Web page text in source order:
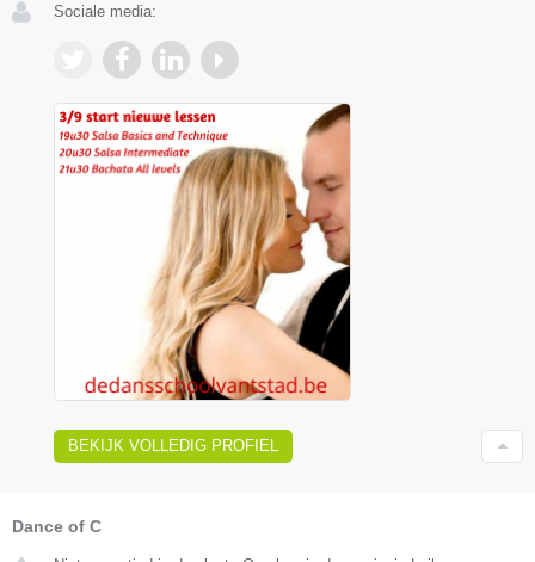
Sociale media:
BEKIJK VOLLEDIG PROFIEL
Dance of C